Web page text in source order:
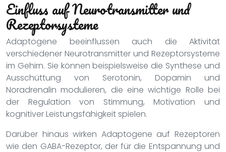
Einfluss auf Neurotransmitter und
Rezeptorsysteme
Adaptogene beeinflussen auch die Aktivität
verschiedener Neurotransmitter und Rezeptorsysteme
im Gehirn. Sie können beispielsweise die Synthese und
Ausschüttung von Serotonin, Dopamin und
Noradrenalin modulieren, die eine wichtige Rolle bei
der Regulation von Stimmung, Motivation und
kognitiver Leistungsfähigkeit spielen.
Darüber hinaus wirken Adaptogene auf Rezeptoren
wie den GABA-Rezeptor, der für die Entspannung und